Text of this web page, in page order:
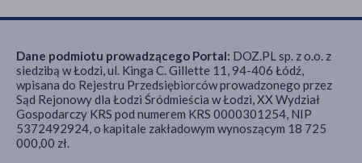
Dane podmiotu prowadzącego Portal: DOZ.PL sp. z o.o. z
siedzibą w Łodzi, ul. Kinga C. Gillette 11, 94-406 Łódź,
wpisana do Rejestru Przedsiębiorców prowadzonego przez
Sąd Rejonowy dla Łodzi Śródmieścia w Łodzi, XX Wydział
Gospodarczy KRS pod numerem KRS 0000301254, NIP
5372492924, o kapitale zakładowym wynoszącym 18 725
000,00 zł.